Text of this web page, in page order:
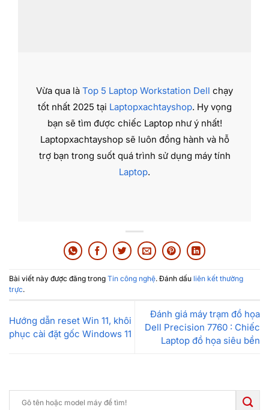
Vừa qua là Top 5 Laptop Workstation Dell chạy
tốt nhất 2025 tại Laptopxachtayshop. Hy vọng
bạn sẽ tìm được chiếc Laptop như ý nhất!
Laptopxachtayshop sẽ luôn đồng hành và hỗ
trợ bạn trong suốt quá trình sử dụng máy tính
Laptop.
Bài viết này được đăng trong Tin công nghệ. Đánh dấu liên kết thường
trực.
Hướng dẫn reset Win 11, khôi
phục cài đặt gốc Windows 11
Đánh giá máy trạm đồ họa
Dell Precision 7760 : Chiếc
Laptop đồ họa siêu bền